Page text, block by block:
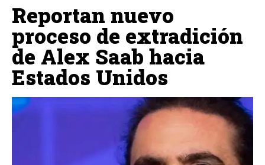
Reportan nuevo
proceso de extradición
de Alex Saab hacia
Estados Unidos